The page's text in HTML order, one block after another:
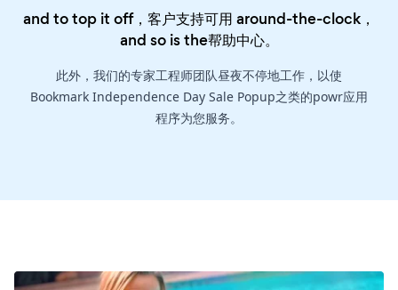
and to top it off，客户支持可用 around-the-clock，
and so is the帮助中心。
此外，我们的专家工程师团队昼夜不停地工作，以使
Bookmark Independence Day Sale Popup之类的powr应用
程序为您服务。